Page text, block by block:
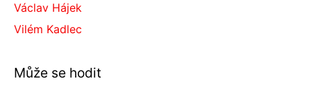
Václav Hájek
Vilém Kadlec
Může se hodit